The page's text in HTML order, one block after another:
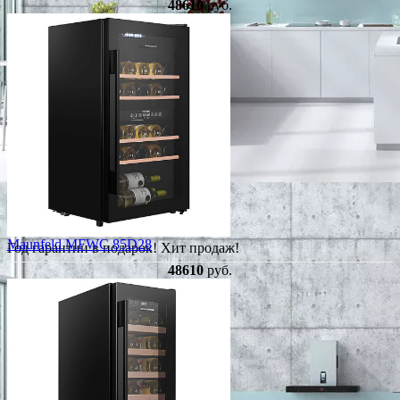
48610руб.
Год гарантии в подарок! Хит продаж!
Maunfeld MFWC 85D28
48610руб.